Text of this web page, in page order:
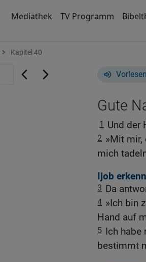
Mediathek TV Programm
Kapitel 40
Vorlesen
Gute
1 Und der
2 »Mit mir,
mich
Ijob
3 Da
4 »Ich bin
Hand auf
5 Ich habe
bestimmt